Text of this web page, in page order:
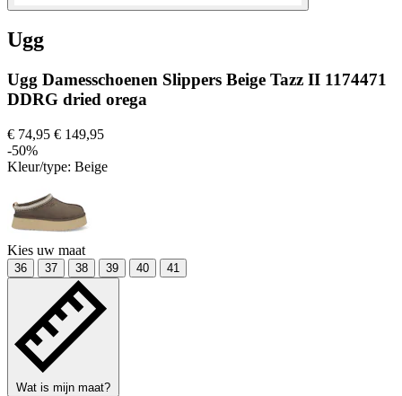
Ugg
Ugg Damesschoenen Slippers Beige Tazz II 1174471
DDRG dried orega
€ 74,95 € 149,95
-50%
Kleur/type: Beige
Kies uw maat
36 37 38 39 40 41
Wat is mijn maat?